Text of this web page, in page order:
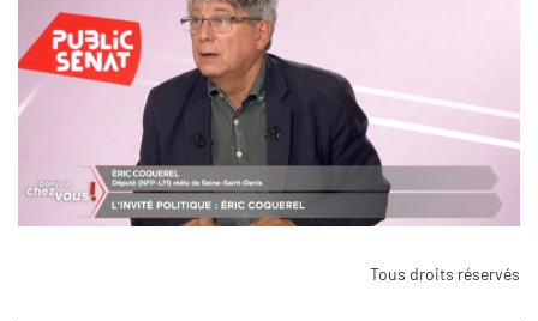
Tous droits réservés